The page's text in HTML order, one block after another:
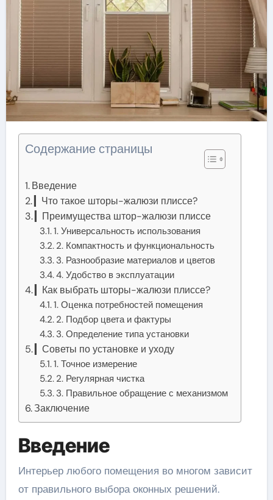
Содержание страницы
Введение
▎Что такое шторы-жалюзи плиссе?
▎Преимущества штор-жалюзи плиссе
1. Универсальность использования
2. Компактность и функциональность
3. Разнообразие материалов и цветов
4. Удобство в эксплуатации
▎Как выбрать шторы-жалюзи плиссе?
1. Оценка потребностей помещения
2. Подбор цвета и фактуры
3. Определение типа установки
▎Советы по установке и уходу
1. Точное измерение
2. Регулярная чистка
3. Правильное обращение с механизмом
Заключение
Введение
Интерьер любого помещения во многом зависит
от правильного выбора оконных решений.